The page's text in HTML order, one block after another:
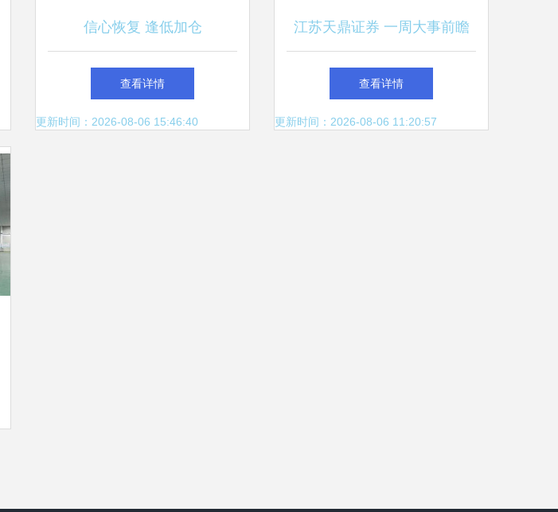
信心恢复 逢低加仓
查看详情
更新时间：2026-08-06 15:46:40
江苏天鼎证券 一周大事前瞻
查看详情
更新时间：2026-08-06 11:20:57